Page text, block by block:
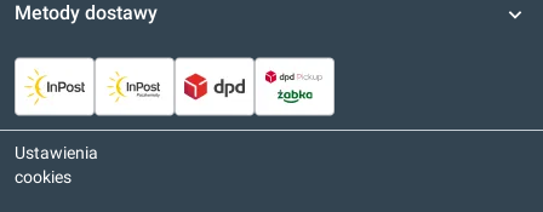
Metody dostawy
Ustawienia
cookies